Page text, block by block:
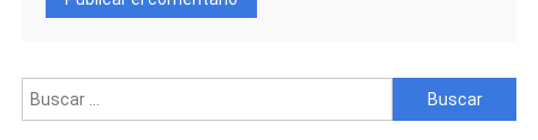
Buscar: